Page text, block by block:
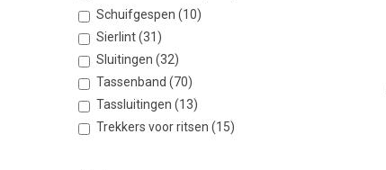
Schuifgespen (10)
Sierlint (31)
Sluitingen (32)
Tassenband (70)
Tassluitingen (13)
Trekkers voor ritsen (15)